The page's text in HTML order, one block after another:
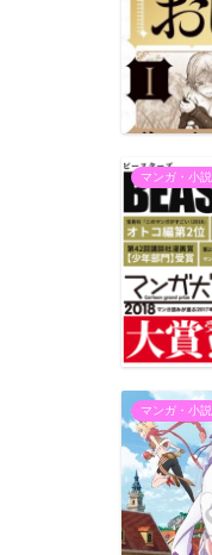
マンガ・小説
マンガ・小説